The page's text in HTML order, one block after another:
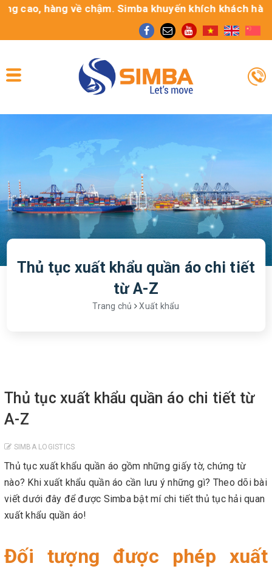
hàng về chậm. Simba khuyến khích khách hàng
Thủ tục xuất khẩu quần áo chi tiết
từ A-Z
Trang chủ Xuất khẩu
Thủ tục xuất khẩu quần áo chi tiết từ
A-Z
SIMBA LOGISTICS
Thủ tục xuất khẩu quần áo gồm những giấy tờ, chứng từ
nào? Khi xuất khẩu quần áo cần lưu ý những gì? Theo dõi bài
viết dưới đây để được Simba bật mí chi tiết thủ tục hải quan
xuất khẩu quần áo!
Đối tượng được phép xuất